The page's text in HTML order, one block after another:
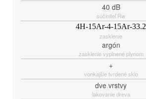
40 dB
súčiniteľ Rw
4H-15Ar-4-15Ar-33.2
zasklenie
argón
zasklenie vyplnené plynom
+
vonkajšie tvrdené sklo
dve vrstvy
lakovanie dreva